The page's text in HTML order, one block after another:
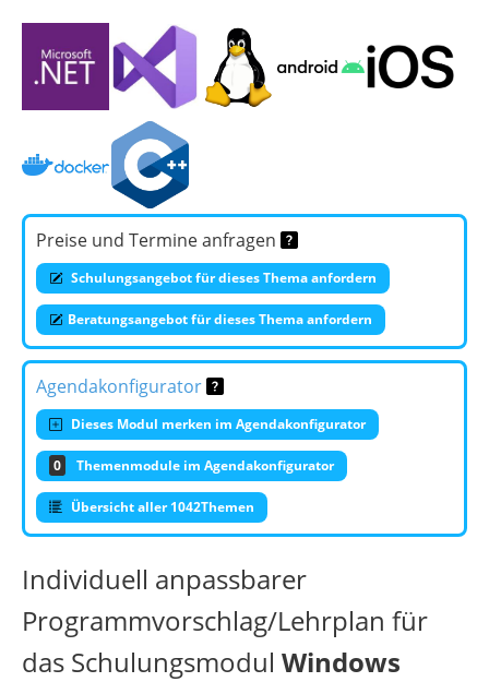
Preise und Termine anfragen
Schulungsangebot für dieses Thema anfordern
Beratungsangebot für dieses Thema anfordern
Agendakonfigurator
Dieses Modul merken im Agendakonfigurator
0 Themenmodule im Agendakonfigurator
Übersicht aller 1042Themen
Individuell anpassbarer
Programmvorschlag/Lehrplan für
das Schulungsmodul Windows